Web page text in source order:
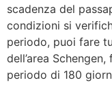
scadenza del
condizioni si
periodo, puoi fare
dell’area
periodo di 180